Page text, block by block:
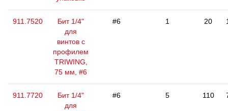
911.7520
Бит 1/4"
для
винтов с
профилем
TRIWING,
75 мм, #6
#6 1 20
911.7720
Бит 1/4"
для
#6 5 110